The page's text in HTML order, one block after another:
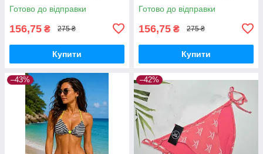
Готово до відправки
156,75 ₴ 275 ₴
Купити
Готово до відправки
156,75 ₴ 275 ₴
Купити
–43% –42%